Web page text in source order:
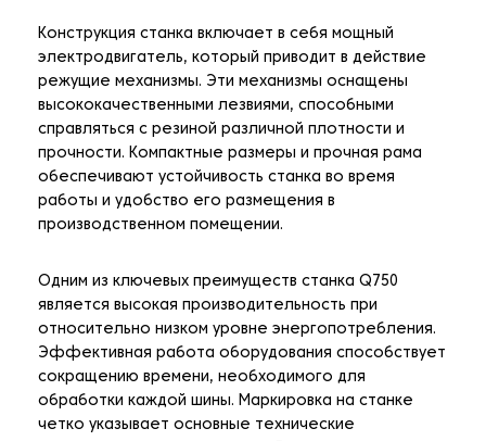
Конструкция станка включает в себя мощный
электродвигатель, который приводит в действие
режущие механизмы. Эти механизмы оснащены
высококачественными лезвиями, способными
справляться с резиной различной плотности и
прочности. Компактные размеры и прочная рама
обеспечивают устойчивость станка во время
работы и удобство его размещения в
производственном помещении.
Одним из ключевых преимуществ станка Q750
является высокая производительность при
относительно низком уровне энергопотребления.
Эффективная работа оборудования способствует
сокращению времени, необходимого для
обработки каждой шины. Маркировка на станке
четко указывает основные технические